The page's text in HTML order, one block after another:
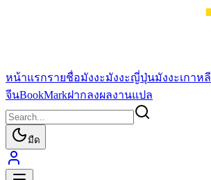
หน้าแรกรายชื่อมังงะมังงะญี่ปุ่นมังงะเกาหลี
จีนBookMarkฝากลงผลงานแปล
มืด